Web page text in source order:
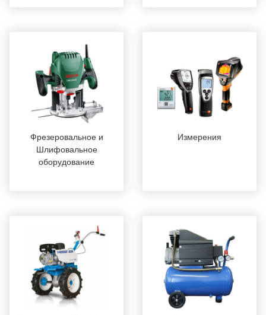
Фрезеровальное и
Шлифовальное
оборудование
Измерения